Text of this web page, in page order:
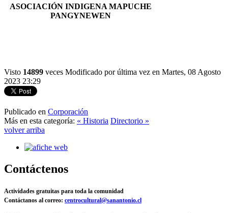
ASOCIACIÓN INDIGENA MAPUCHE
PANGYNEWEN
Visto 14899 veces Modificado por última vez en Martes, 08 Agosto
2023 23:29
Publicado en Corporación
Más en esta categoría: « Historia Directorio »
volver arriba
Contáctenos
Actividades gratuitas para toda la comunidad
Contáctanos al correo: centrocultural@sanantonio.cl